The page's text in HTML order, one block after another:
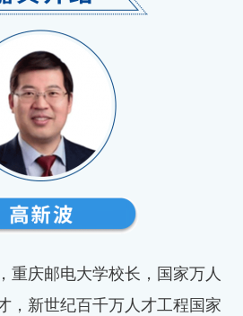
重庆邮电大学校长，国家万人
，新世纪百千万人才工程国家